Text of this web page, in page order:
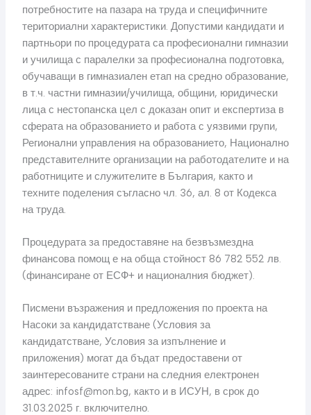
потребностите на пазара на труда и специфичните
териториални характеристики. Допустими кандидати и
партньори по процедурата са професионални гимназии
и училища с паралелки за професионална подготовка,
обучаващи в гимназиален етап на средно образование,
в т.ч. частни гимназии/училища, общини, юридически
лица с нестопанска цел с доказан опит и експертиза в
сферата на образованието и работа с уязвими групи,
Регионални управления на образованието, Национално
представителните организации на работодателите и на
работниците и служителите в България, както и
техните поделения съгласно чл. 36, ал. 8 от Кодекса
на труда.
Процедурата за предоставяне на безвъзмездна
финансова помощ е на обща стойност 86 782 552 лв.
(финансиране от ЕСФ+ и националния бюджет).
Писмени възражения и предложения по проекта на
Насоки за кандидатстване (Условия за
кандидатстване, Условия за изпълнение и
приложения) могат да бъдат предоставени от
заинтересованите страни на следния електронен
адрес: infosf@mon.bg, както и в ИСУН, в срок до
31.03.2025 г. включително.